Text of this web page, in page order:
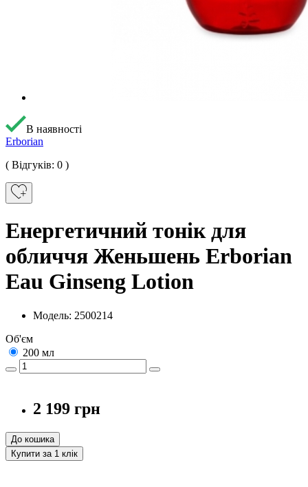
В наявності
Erborian
( Відгуків: 0 )
Енергетичний тонік для
обличчя Женьшень Erborian
Eau Ginseng Lotion
Модель: 2500214
Об'єм
200 мл
2 199 грн
До кошика
Купити за 1 клiк